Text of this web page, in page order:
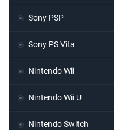
Sony PSP
Sony PS Vita
Nintendo Wii
Nintendo Wii U
Nintendo Switch